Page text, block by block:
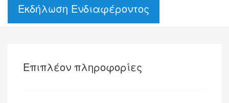
Εκδήλωση Ενδιαφέροντος
Επιπλέον πληροφορίες